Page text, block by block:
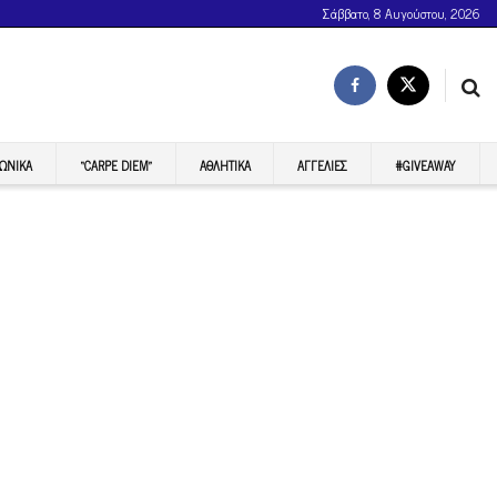
Σάββατο, 8 Αυγούστου, 2026
“CARPE DIEM” ΑΘΛΗΤΙΚΆ ΑΓΓΕΛΊΕΣ #GIVEAWAY